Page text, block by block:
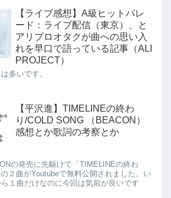
【ライブ感想】A級ヒットパレ
ード：ライブ配信（東京）、と
アリプロオタクが曲への思い入
れを早口で語っている記事（ALI
PROJECT）
多いです。
【平沢進】TIMELINEの終わ
り/COLD SONG （BEACON）
感想とか歌詞の考察とか
の発売に先駆けて「TIMELINEの終わ
２曲がYoutubeで無料公開されました。い
１曲だけなのに今回は気前が良いです